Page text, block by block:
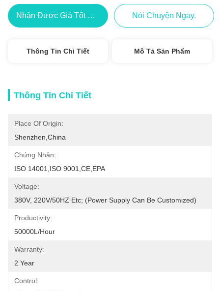
Nhận Được Giá Tốt Nhất Nói Chuyện Ngay.
Thông Tin Chi Tiết Mô Tả Sản Phẩm
Thông Tin Chi Tiết
Place Of Origin:
Shenzhen,China
Chứng Nhận:
ISO 14001,ISO 9001,CE,EPA
Voltage:
380V, 220V/50HZ Etc; (Power Supply Can Be Customized)
Productivity:
50000L/Hour
Warranty:
2 Year
Control: